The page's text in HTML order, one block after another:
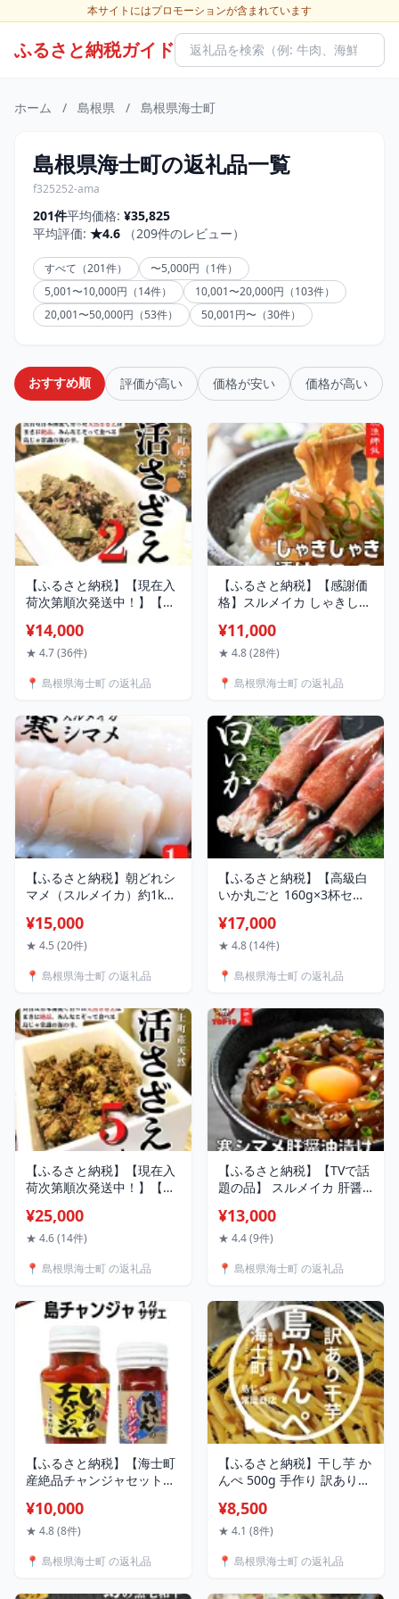
本サイトにはプロモーションが含まれています
ふるさと納税ガイド
ホーム / 島根県 / 島根県海士町
島根県海士町の返礼品一覧
f325252-ama
201件平均価格: ¥35,825
平均評価: ★4.6 （209件のレビュー）
すべて（201件）
〜5,000円（1件）
5,001〜10,000円（14件）
10,001〜20,000円（103件）
20,001〜50,000円（53件）
50,001円〜（30件）
おすすめ順 評価が高い 価格が安い 価格が高い
【ふるさと納税】【現在入
荷次第順次発送中！】【島
日本海の離島の新鮮なさざ
えを約20匹お届けします!
貝 海鮮 BBQ さざえご飯 壺
フト 今が旬
¥14,000
★ 4.7 (36件)
📍 島根県海士町 の返礼品
【ふるさと納税】【感謝価
格】スルメイカ しゃきしゃ
醸造醤油使用 濃厚な旨味
海士町産 寒シマメ いか イ
凍
¥11,000
★ 4.8 (28件)
📍 島根県海士町 の返礼品
【ふるさと納税】朝どれシ
マメ（スルメイカ）約1kg
け 海士町産 寒シマメ 朝ど
れ鮮度 旨味たっぷり いか
冷凍 ギフト お中元 御中元
内発送
¥15,000
★ 4.5 (20件)
📍 島根県海士町 の返礼品
【ふるさと納税】【高級白
いか丸ごと 160g×3杯セッ
かを朝どれ鮮度でお送りし
ます! いか イカ 白いか ケン
日
¥17,000
★ 4.8 (14件)
📍 島根県海士町 の返礼品
【ふるさと納税】【現在入
荷次第順次発送中！】【島
日本海の離島の新鮮なさざ
えを約50匹お届けします!
貝 海鮮 BBQ さざえご飯 壺
フト 今が旬
¥25,000
★ 4.6 (14件)
📍 島根県海士町 の返礼品
【ふるさと納税】【TVで話
題の品】 スルメイカ 肝醤
か イカ スルメイカ CAS
CAS冷凍 寒シマメ 調理不要
¥13,000
★ 4.4 (9件)
📍 島根県海士町 の返礼品
【ふるさと納税】【海士町
産絶品チャンジャセット】
おかず
¥10,000
★ 4.8 (8件)
📍 島根県海士町 の返礼品
【ふるさと納税】干し芋 か
んぺ 500g 手作り 訳あり
¥8,500
★ 4.1 (8件)
📍 島根県海士町 の返礼品